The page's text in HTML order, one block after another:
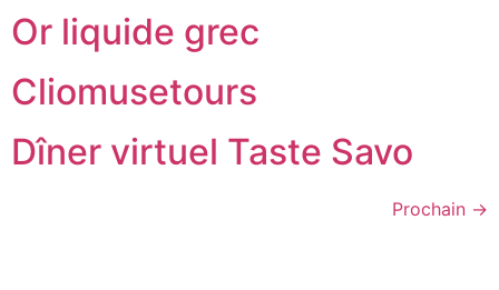
Or liquide grec
Cliomusetours
Dîner virtuel Taste Savo
Prochain →